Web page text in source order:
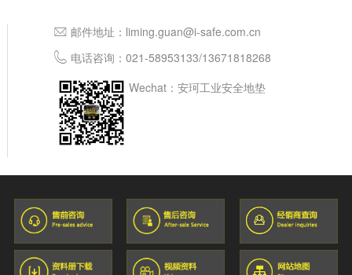
邮件地址： liming.guan@i-safe.com.cn
电话咨询： 021-58953133/13671818268
Wechat：安珂工业安全地垫